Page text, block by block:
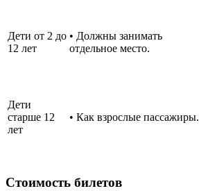
Дети от 2 до
12 лет
• Должны занимать
отдельное место.
Дети
старше 12
лет
• Как взрослые пассажиры.
Стоимость билетов